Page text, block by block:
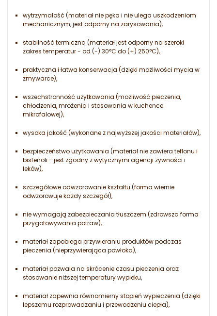
wytrzymałość (materiał nie pęka i nie ulega uszkodzeniom
mechanicznym, jest odporny na zarysowania),
stabilność termiczna (materiał jest odporny na szeroki
zakres temperatur - od (-) 30°C do (+) 250°C),
praktyczna i łatwa konserwacja (dzięki możliwości mycia w
zmywarce),
wszechstronność użytkowania (możliwość pieczenia,
chłodzenia, mrożenia i stosowania w kuchence
mikrofalowej),
wysoka jakość (wykonane z najwyższej jakości materiałów),
bezpieczeństwo użytkowania (materiał nie zawiera teflonu i
bisfenoli - jest zgodny z wytycznymi agencji żywności i
leków),
szczegółowe odwzorowanie kształtu (forma wiernie
odwzorowuje każdy szczegół),
nie wymagają zabezpieczania tłuszczem (zdrowsza forma
przygotowywania potraw),
materiał zapobiega przywieraniu produktów podczas
pieczenia (nieprzywierająca powłoka),
materiał pozwala na skrócenie czasu pieczenia oraz
stosowanie niższej temperatury wypieku,
materiał zapewnia równomierny stopień wypieczenia (dzięki
lepszemu rozprowadzaniu i przewodzeniu ciepła),